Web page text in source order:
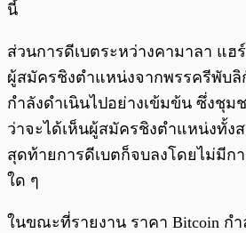
นี้
ส่วนการดีเบตระหว่างคามาลา แ
ผู้สมัครชิงตำแหน่งจากพรรครีพับลิ
กำลังดำเนินไปอย่างเข้มข้น ซึ่งชุ
ว่าจะได้เห็นผู้สมัครชิงตำแหน่งทั้ง
สุดท้ายการดีเบตก็จบลงโดยไม่มีก
ใด ๆ
ในขณะที่รายงาน ราคา Bitcoin ก